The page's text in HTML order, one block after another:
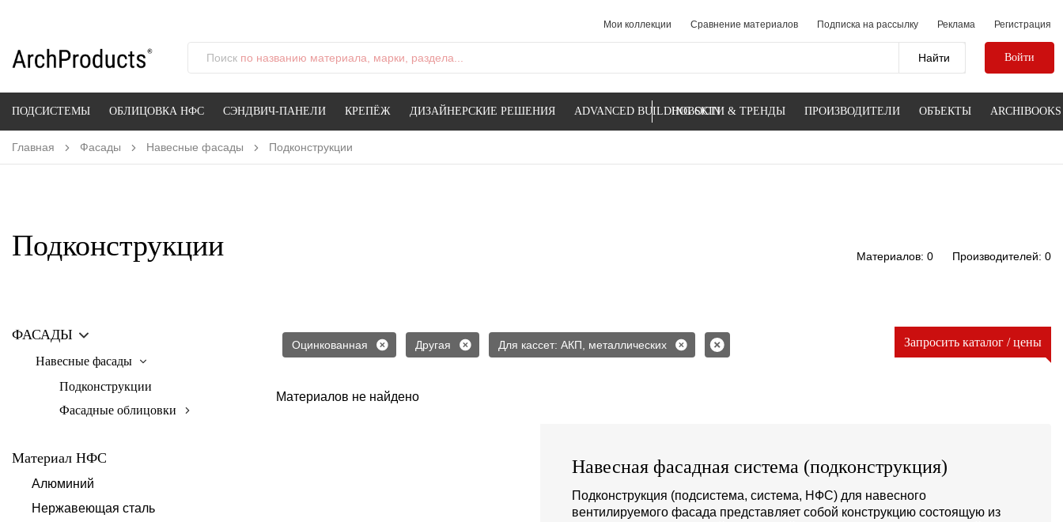
Мои коллекции Сравнение материалов Подписка на рассылку Реклама Регистрация
Поиск по названию материала, марки, раздела... Войти
ПОДСИСТЕМЫ ОБЛИЦОВКА НФС СЭНДВИЧ-ПАНЕЛИ КРЕПЁЖ ДИЗАЙНЕРСКИЕ РЕШЕНИЯ ADVANCED BUILDING SKINНОВОСТИ & ТРЕНДЫ ПРОИЗВОДИТЕЛИ ОБЪЕКТЫ ARCHIBOOKS
Главная Фасады Навесные фасады Подконструкции
Подконструкции Материалов: 0 Производителей: 0
ФАСАДЫ
Навесные фасады
Подконструкции
Фасадные облицовки
Материал НФС
Алюминий
Нержавеющая сталь
Оцинкованная Другая Для кассет: АКП, металлических Запросить каталог / цены
Материалов не найдено
Навесная фасадная система (подконструкция)
Подконструкция (подсистема, система, НФС) для навесного
вентилируемого фасада представляет собой конструкцию состоящую из